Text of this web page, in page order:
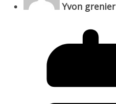
Yvon grenier